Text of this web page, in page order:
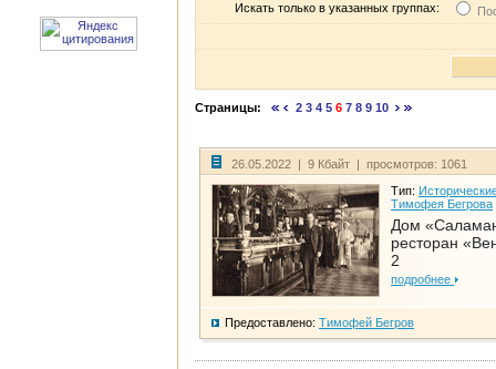
Искать только в указанных группах:
Страницы: 2 3 4 5 6 7 8 9 10
26.05.2022 | 9 Кбайт | просмотров: 1061
Тип:
Тимофея Бегрова
Дом
ресторан
2
подробнее
Предоставлено: Тимофей Бегров